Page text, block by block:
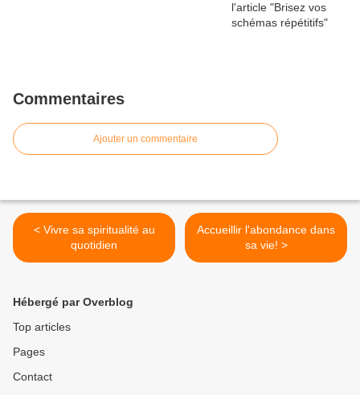
Commentaires
Ajouter un commentaire
< Vivre sa spiritualité au
quotidien
Accueillir l'abondance dans
sa vie! >
Hébergé par Overblog
Top articles
Pages
Contact